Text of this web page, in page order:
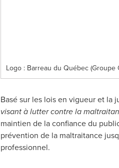
Logo : Barreau du Québec
Basé sur les lois en vigueur et la
visant à lutter contre la
maintien de la confiance du
prévention de la maltraitance
professionnel.